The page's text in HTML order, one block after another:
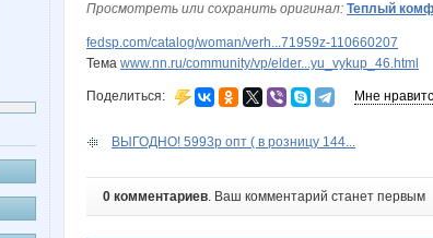
Просмотреть или сохранить оригинал: Теплый
fedsp.com/catalog/woman/verh...71959z-110660207
Тема www.nn.ru/community/vp/elder...yu_vykup_46.html
Поделиться: Мне
ВЫГОДНО! 5993р опт ( в розницу 144...
0 комментариев. Ваш комментарий станет первым